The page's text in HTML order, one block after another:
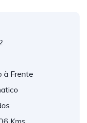
à Frente
Kms